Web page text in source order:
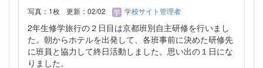
写真：1枚 更新：02/02 学校サイト管理者
2年生修学旅行の２日目は京都班別自主研修を行いまし
た。朝からホテルを出発して、各班事前に決めた研修先
に班員と協力して終日活動しました。思い出の１日にな
りました。